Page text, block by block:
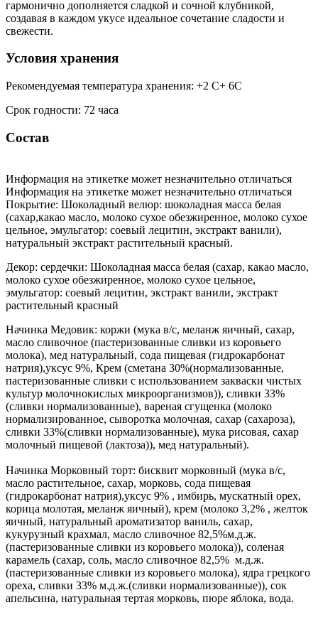
гармонично дополняется сладкой и сочной клубникой,
создавая в каждом укусе идеальное сочетание сладости и
свежести.
Условия хранения
Рекомендуемая температура хранения: +2 С+ 6С
Срок годности: 72 часа
Состав
Информация на этикетке может незначительно отличаться
Информация на этикетке может незначительно отличаться
Покрытие: Шоколадный велюр: шоколадная масса белая
(сахар,какао масло, молоко сухое обезжиренное, молоко сухое
цельное, эмульгатор: соевый лецитин, экстракт ванили),
натуральный экстракт растительный красный.
Декор: сердечки: Шоколадная масса белая (сахар, какао масло,
молоко сухое обезжиренное, молоко сухое цельное,
эмульгатор: соевый лецитин, экстракт ванили, экстракт
растительный красный
Начинка Медовик: коржи (мука в/с, меланж яичный, сахар,
масло сливочное (пастеризованные сливки из коровьего
молока), мед натуральный, сода пищевая (гидрокарбонат
натрия),уксус 9%, Крем (сметана 30%(нормализованные,
пастеризованные сливки с использованием закваски чистых
культур молочнокислых микроорганизмов)), сливки 33%
(сливки нормализованные), вареная сгущенка (молоко
нормализированное, сыворотка молочная, сахар (сахароза),
сливки 33%(сливки нормализованные), мука рисовая, сахар
молочный пищевой (лактоза)), мед натуральный).
Начинка Морковный торт: бисквит морковный (мука в/с,
масло растительное, сахар, морковь, сода пищевая
(гидрокарбонат натрия),уксус 9% , имбирь, мускатный орех,
корица молотая, меланж яичный), крем (молоко 3,2% , желток
яичный, натуральный ароматизатор ваниль, сахар,
кукурузный крахмал, масло сливочное 82,5%м.д.ж.
(пастеризованные сливки из коровьего молока)), соленая
карамель (сахар, соль, масло сливочное 82,5% м.д.ж.
(пастеризованные сливки из коровьего молока), ядра грецкого
ореха, сливки 33% м.д.ж.(сливки нормализованные)), сок
апельсина, натуральная тертая морковь, пюре яблока, вода.